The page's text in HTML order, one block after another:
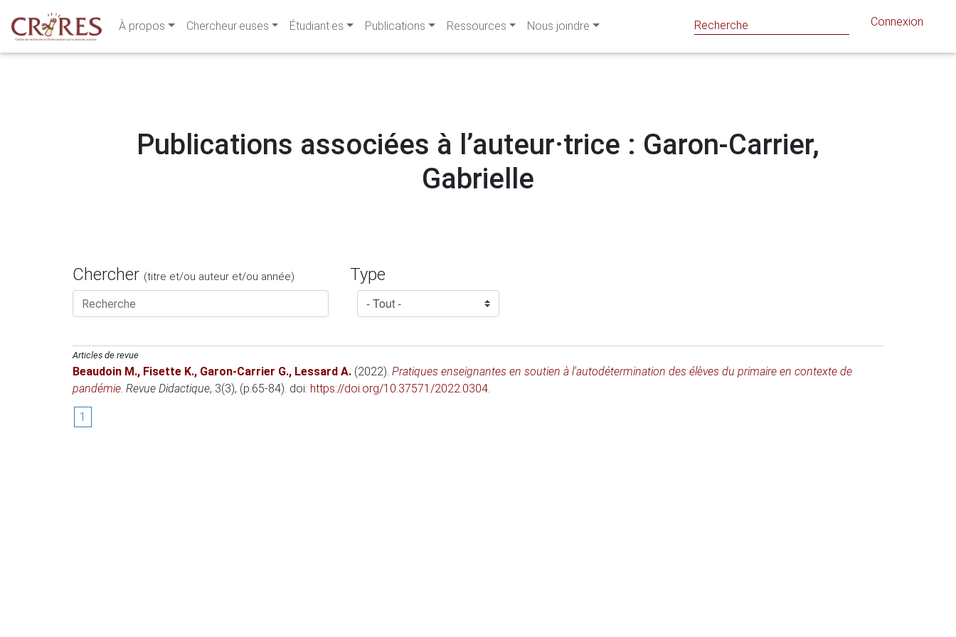
À propos Chercheur·euses Étudiant·es Publications Ressources Nous joindre Connexion
Publications associées à l’auteur·trice : Garon-Carrier,
Gabrielle
Chercher (titre et/ou auteur et/ou année) Type
Articles de revue
Beaudoin M., Fisette K., Garon-Carrier G., Lessard A. (2022). Pratiques enseignantes en soutien à l'autodétermination des élèves du primaire en contexte de
pandémie. Revue Didactique, 3(3), (p.65-84). doi: https://doi.org/10.37571/2022.0304.
1